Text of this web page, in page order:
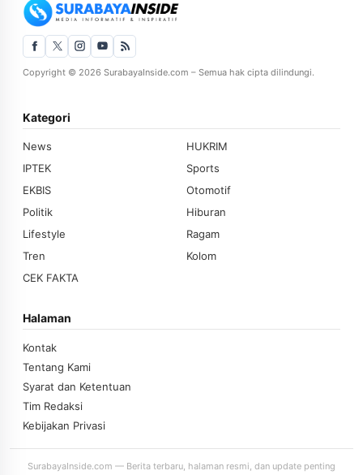
Copyright © 2026 SurabayaInside.com – Semua hak cipta dilindungi.
Kategori
News
HUKRIM
IPTEK
Sports
EKBIS
Otomotif
Politik
Hiburan
Lifestyle
Ragam
Tren
Kolom
CEK FAKTA
Halaman
Kontak
Tentang Kami
Syarat dan Ketentuan
Tim Redaksi
Kebijakan Privasi
SurabayaInside.com — Berita terbaru, halaman resmi, dan update penting